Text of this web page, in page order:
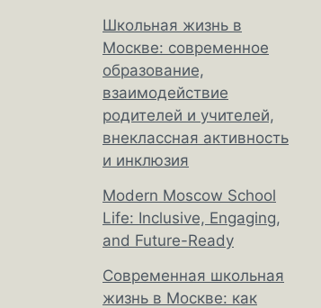
Школьная жизнь в
Москве: современное
образование,
взаимодействие
родителей и учителей,
внеклассная активность
и инклюзия
Modern Moscow School
Life: Inclusive, Engaging,
and Future-Ready
Современная школьная
жизнь в Москве: как